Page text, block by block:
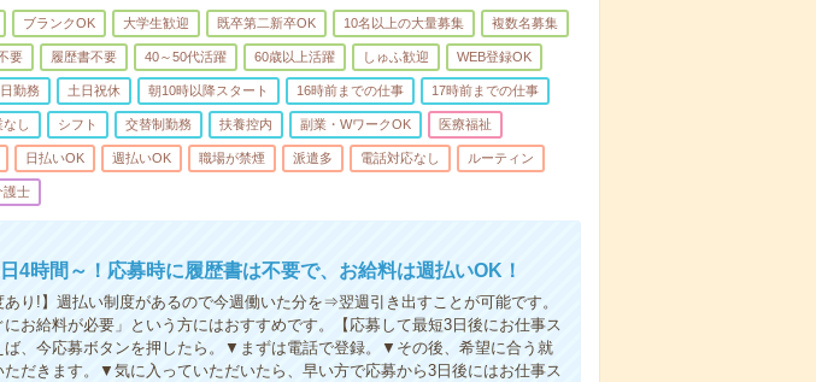
ブランクOK 大学生歓迎 既卒第二新卒OK 10名以上の大量募集 複数名募集
要 履歴書不要 40～50代活躍 60歳以上活躍 しゅふ歓迎 WEB登録OK
勤務 土日祝休 朝10時以降スタート 16時前までの仕事 17時前までの仕事
なし シフト 交替制勤務 扶養控内 副業・WワークOK 医療福祉
日払いOK 週払いOK 職場が禁煙 派遣多 電話対応なし ルーティン
護士
時間～！応募時に履歴書は不要で、お給料は週払いOK！
あり!】週払い制度があるので今週働いた分を⇒翌週引き出すことが可能です。
にお給料が必要」という方にはおすすめです。【応募して最短3日後にお仕事ス
、今応募ボタンを押したら。▼まずは電話で登録。▼その後、希望に合う就
だきます。▼気に入っていただいたら、早い方で応募から3日後にはお仕事ス